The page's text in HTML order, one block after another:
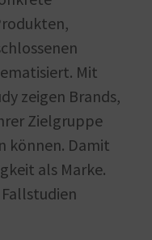
Mit
zeigen Brands,
Zielgruppe
können. Damit
als Marke.